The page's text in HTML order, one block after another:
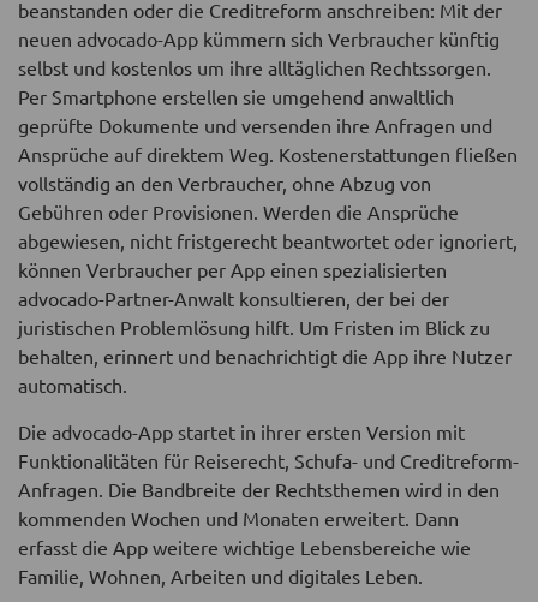
beanstanden oder die Creditreform anschreiben: Mit der
neuen advocado-App kümmern sich Verbraucher künftig
selbst und kostenlos um ihre alltäglichen Rechtssorgen.
Per Smartphone erstellen sie umgehend anwaltlich
geprüfte Dokumente und versenden ihre Anfragen und
Ansprüche auf direktem Weg. Kostenerstattungen fließen
vollständig an den Verbraucher, ohne Abzug von
Gebühren oder Provisionen. Werden die Ansprüche
abgewiesen, nicht fristgerecht beantwortet oder ignoriert,
können Verbraucher per App einen spezialisierten
advocado-Partner-Anwalt konsultieren, der bei der
juristischen Problemlösung hilft. Um Fristen im Blick zu
behalten, erinnert und benachrichtigt die App ihre Nutzer
automatisch.
Die advocado-App startet in ihrer ersten Version mit
Funktionalitäten für Reiserecht, Schufa- und Creditreform-
Anfragen. Die Bandbreite der Rechtsthemen wird in den
kommenden Wochen und Monaten erweitert. Dann
erfasst die App weitere wichtige Lebensbereiche wie
Familie, Wohnen, Arbeiten und digitales Leben.